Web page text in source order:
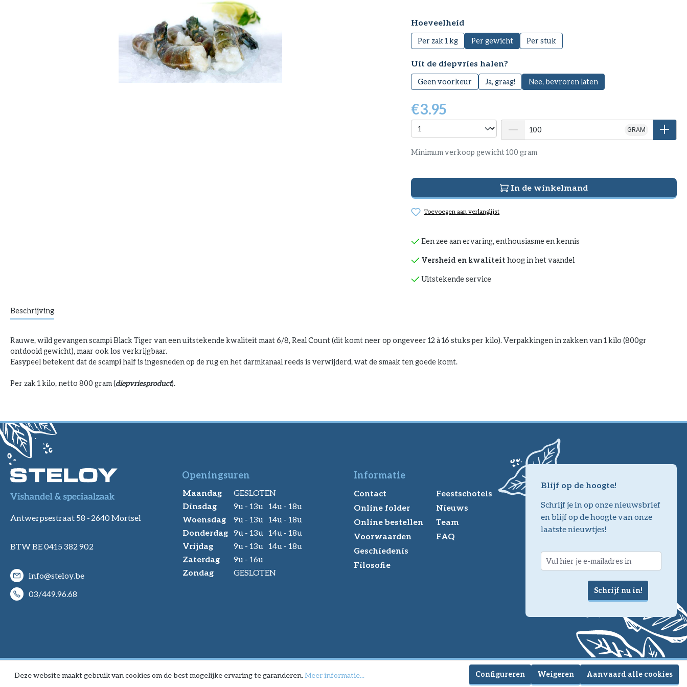
Selecteer
Hoeveelheid
Per zak 1 kg Per gewicht Per stuk
Selecteer
Uit de diepvries halen?
Geen voorkeur Ja, graag! Nee, bevroren laten
€3.95
GRAM
Minimum verkoop gewicht 100 gram
In de winkelmand
Toevoegen aan verlanglijst
Een zee aan ervaring, enthousiasme en kennis
Versheid en kwaliteit hoog in het vaandel
Uitstekende service
Beschrijving
Rauwe, wild gevangen scampi Black Tiger van een uitstekende kwaliteit maat 6/8, Real Count (dit komt neer op ongeveer 12 à 16 stuks per kilo). Verpakkingen in zakken van 1 kilo (800gr
ontdooid gewicht), maar ook los verkrijgbaar.
Easypeel betekent dat de scampi half is ingesneden op de rug en het darmkanaal reeds is verwijderd, wat de smaak ten goede komt.
Per zak 1 kilo, netto 800 gram (diepvriesproduct).
Antwerpsestraat 58 - 2640 Mortsel
BTW BE 0415 382 902
info@steloy.be
03/449.96.68
Openingsuren
Maandag
GESLOTEN
Dinsdag
9u - 13u 14u - 18u
Woensdag
9u - 13u 14u - 18u
Donderdag 9u - 13u 14u - 18u
Vrijdag
9u - 13u 14u - 18u
Zaterdag
9u - 16u
Zondag
GESLOTEN
Informatie
Contact
Online folder
Online bestellen
Voorwaarden
Geschiedenis
Filosofie
Feestschotels
Nieuws
Team
FAQ
Blijf op de hoogte!
Schrijf je in op onze nieuwsbrief
en blijf op de hoogte van onze
laatste nieuwtjes!
Schrijf nu in!
Deze website maakt gebruik van cookies om de best mogelijke ervaring te garanderen.Meer informatie... Weigeren
Configureren Aanvaard alle cookies